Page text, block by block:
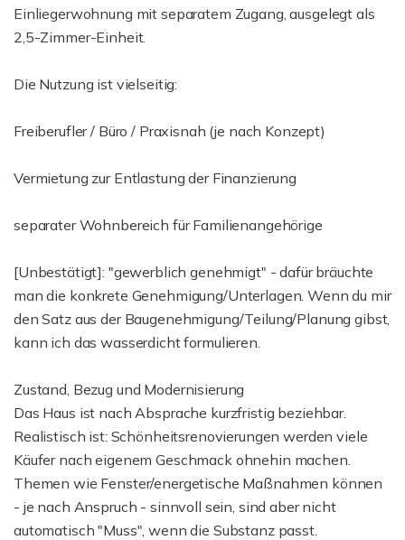
Einliegerwohnung mit separatem Zugang, ausgelegt als
2,5-Zimmer-Einheit.
Die Nutzung ist vielseitig:
Freiberufler / Büro / Praxisnah (je nach Konzept)
Vermietung zur Entlastung der Finanzierung
separater Wohnbereich für Familienangehörige
[Unbestätigt]: "gewerblich genehmigt" - dafür bräuchte
man die konkrete Genehmigung/Unterlagen. Wenn du mir
den Satz aus der Baugenehmigung/Teilung/Planung gibst,
kann ich das wasserdicht formulieren.
Zustand, Bezug und Modernisierung
Das Haus ist nach Absprache kurzfristig beziehbar.
Realistisch ist: Schönheitsrenovierungen werden viele
Käufer nach eigenem Geschmack ohnehin machen.
Themen wie Fenster/energetische Maßnahmen können
- je nach Anspruch - sinnvoll sein, sind aber nicht
automatisch "Muss", wenn die Substanz passt.